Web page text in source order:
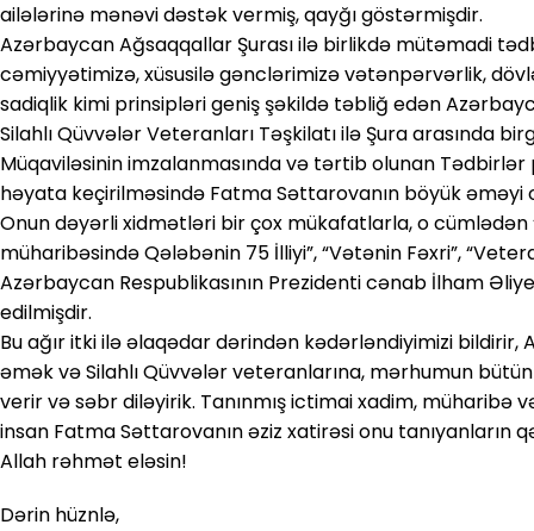
ailələrinə mənəvi dəstək vermiş, qayğı göstərmişdir.
Azərbaycan Ağsaqqallar Şurası ilə birlikdə mütəmadi
cəmiyyətimizə, xüsusilə gənclərimizə vətənpərvərlik,
sadiqlik kimi prinsipləri geniş şəkildə təbliğ edən
Silahlı Qüvvələr Veteranları Təşkilatı ilə Şura arasında
Müqaviləsinin imzalanmasında və tərtib olunan Tədbirlər
həyata keçirilməsində Fatma Səttarovanın böyük əməyi
Onun dəyərli xidmətləri bir çox mükafatlarla, o cümlədən
müharibəsində Qələbənin 75 İlliyi”, “Vətənin Fəxri”,
Azərbaycan Respublikasının Prezidenti cənab İlham
edilmişdir.
Bu ağır itki ilə əlaqədar dərindən kədərləndiyimizi bildirir,
əmək və Silahlı Qüvvələr veteranlarına, mərhumun bütün
verir və səbr diləyirik. Tanınmış ictimai xadim, müharibə
insan Fatma Səttarovanın əziz xatirəsi onu tanıyanların
Allah rəhmət eləsin!
Dərin hüznlə,